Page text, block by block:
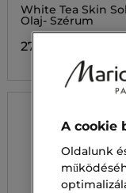
White Tea Skin
Olaj- Szérum
27 100,00 Ft
A cookie
Oldalunk